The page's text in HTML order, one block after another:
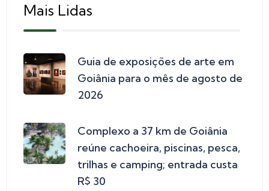
Mais Lidas
Guia de exposições de arte em
Goiânia para o mês de agosto de
2026
Complexo a 37 km de Goiânia
reúne cachoeira, piscinas, pesca,
trilhas e camping; entrada custa
R$ 30